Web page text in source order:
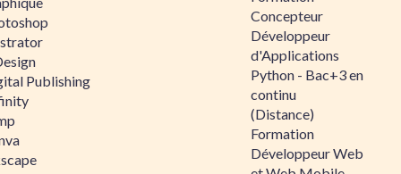
Publishing
Concepteur
Développeur
d'Applications
Python - Bac+3 en
continu
(Distance)
Formation
Développeur Web